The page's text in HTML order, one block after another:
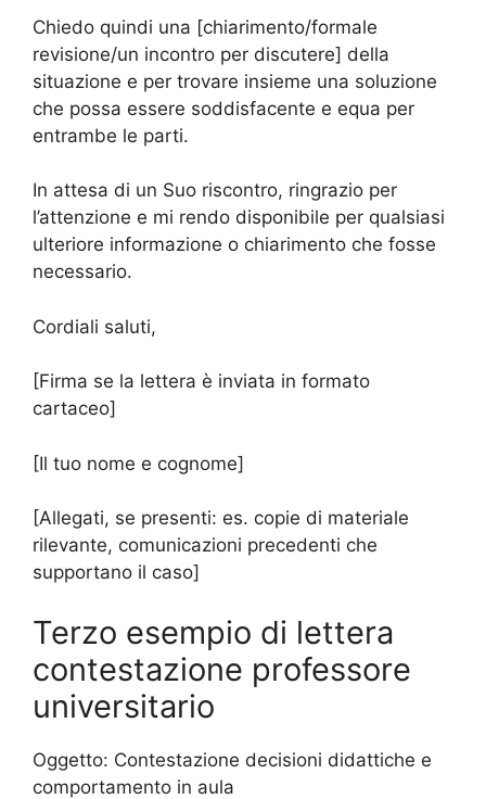
Chiedo quindi una [chiarimento/formale
revisione/un incontro per discutere] della
situazione e per trovare insieme una soluzione
che possa essere soddisfacente e equa per
entrambe le parti.
In attesa di un Suo riscontro, ringrazio per
l’attenzione e mi rendo disponibile per qualsiasi
ulteriore informazione o chiarimento che fosse
necessario.
Cordiali saluti,
[Firma se la lettera è inviata in formato
cartaceo]
[Il tuo nome e cognome]
[Allegati, se presenti: es. copie di materiale
rilevante, comunicazioni precedenti che
supportano il caso]
Terzo esempio di lettera
contestazione professore
universitario
Oggetto: Contestazione decisioni didattiche e
comportamento in aula